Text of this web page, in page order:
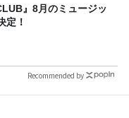
』8月のミュージッ
定！
Recommended by